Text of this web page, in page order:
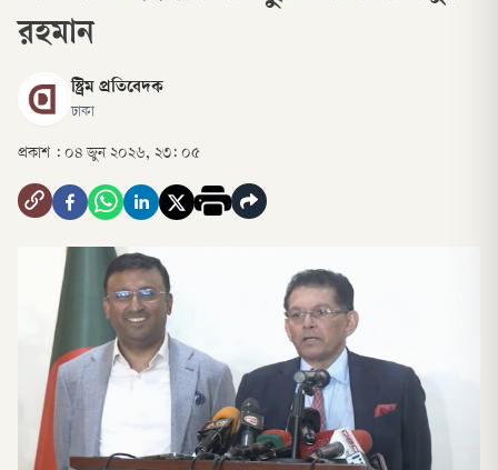
রহমান
স্ট্রিম প্রতিবেদক
ঢাকা
প্রকাশ : ০৪ জুন ২০২৬, ২৩: ০৫